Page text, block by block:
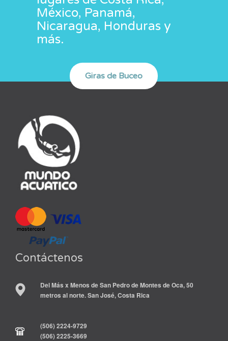
México, Panamá,
Nicaragua, Honduras y
más.
Contáctenos
Del Más x Menos de San Pedro de Montes de Oca, 50
metros al norte. San José, Costa Rica
(506) 2224-9729
(506) 2225-3669